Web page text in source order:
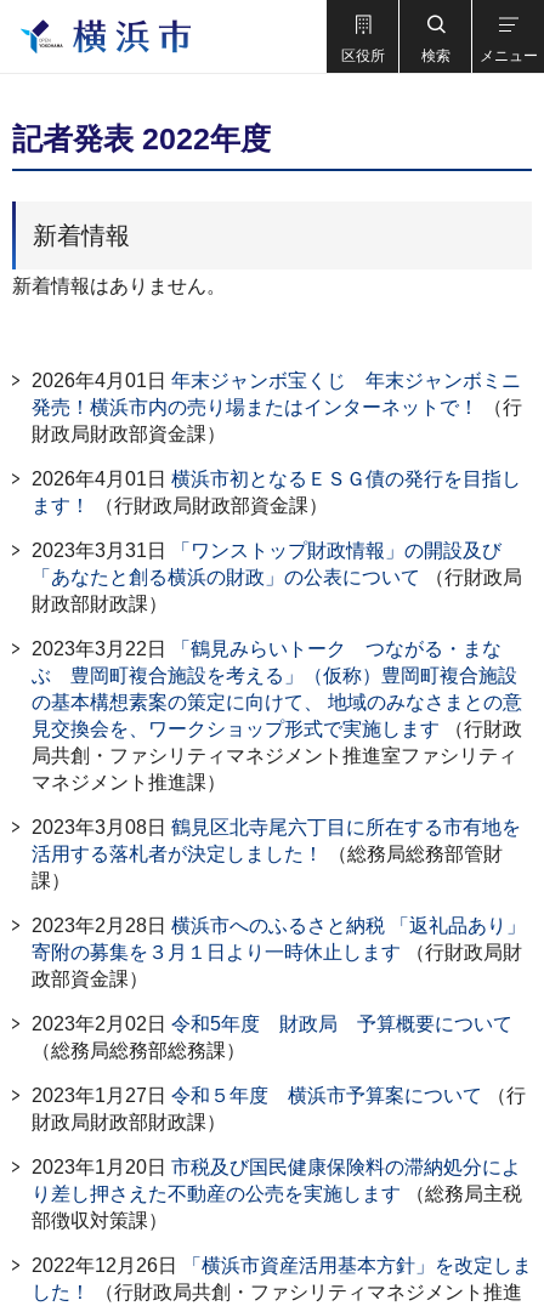
区役所 検索 メニュー
記者発表 2022年度
新着情報
新着情報はありません。
2026年4月01日 年末ジャンボ宝くじ 年末ジャンボミニ
発売！横浜市内の売り場またはインターネットで！
（行
財政局財政部資金課）
2026年4月01日 横浜市初となるＥＳＧ債の発行を目指し
ます！
（行財政局財政部資金課）
2023年3月31日
「ワンストップ財政情報」の開設及び
「あなたと創る横浜の財政」の公表について
（行財政局
財政部財政課）
2023年3月22日
「鶴見みらいトーク つながる・まな
ぶ 豊岡町複合施設を考える」（仮称）豊岡町複合施設
の基本構想素案の策定に向けて、 地域のみなさまとの意
見交換会を、ワークショップ形式で実施します （行財政
局共創・ファシリティマネジメント推進室ファシリティ
マネジメント推進課）
2023年3月08日 鶴見区北寺尾六丁目に所在する市有地を
活用する落札者が決定しました！
（総務局総務部管財
課）
2023年2月28日 横浜市へのふるさと納税 「返礼品あり」
寄附の募集を３月１日より一時休止します （行財政局財
政部資金課）
2023年2月02日 令和5年度 財政局 予算概要について
（総務局総務部総務課）
2023年1月27日 令和５年度 横浜市予算案について
（行
財政局財政部財政課）
2023年1月20日 市税及び国⺠健康保険料の滞納処分によ
り差し押さえた不動産の公売を実施します （総務局主税
部徴収対策課）
2022年12月26日
「横浜市資産活用基本方針」を改定しま
した！
（行財政局共創・ファシリティマネジメント推進